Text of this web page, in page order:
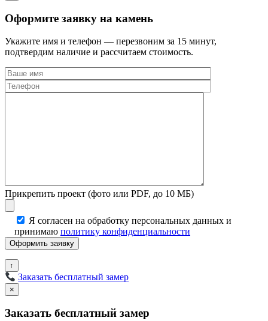
Оформите заявку на камень
Укажите имя и телефон — перезвоним за 15 минут,
подтвердим наличие и рассчитаем стоимость.
Прикрепить проект (фото или PDF, до 10 МБ)
Я согласен на обработку персональных данных и
принимаю политику конфиденциальности
↑
Заказать бесплатный замер
×
Заказать бесплатный замер